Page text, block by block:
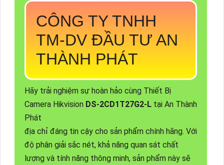
CÔNG TY TNHH
TM-DV ĐẦU TƯ AN
THÀNH PHÁT
Hãy trải nghiệm sự hoàn hảo cùng Thiết Bị
Camera Hikvision DS-2CD1T27G2-L tại An Thành
Phát
địa chỉ đáng tin cậy cho sản phẩm chính hãng. Với
độ phân giải sắc nét, khả năng quan sát chất
lượng và tính năng thông minh, sản phẩm này sẽ